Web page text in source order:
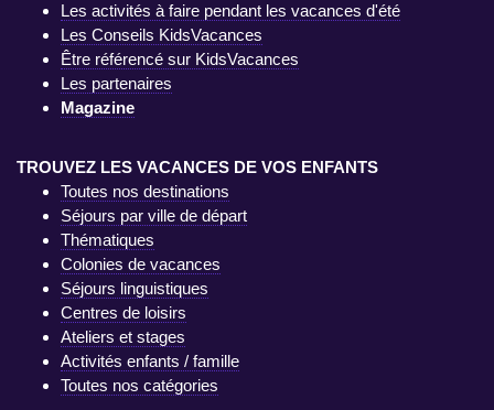
Les activités à faire pendant les vacances d'été
Les Conseils KidsVacances
Être référencé sur KidsVacances
Les partenaires
Magazine
TROUVEZ LES VACANCES DE VOS ENFANTS
Toutes nos destinations
Séjours par ville de départ
Thématiques
Colonies de vacances
Séjours linguistiques
Centres de loisirs
Ateliers et stages
Activités enfants / famille
Toutes nos catégories